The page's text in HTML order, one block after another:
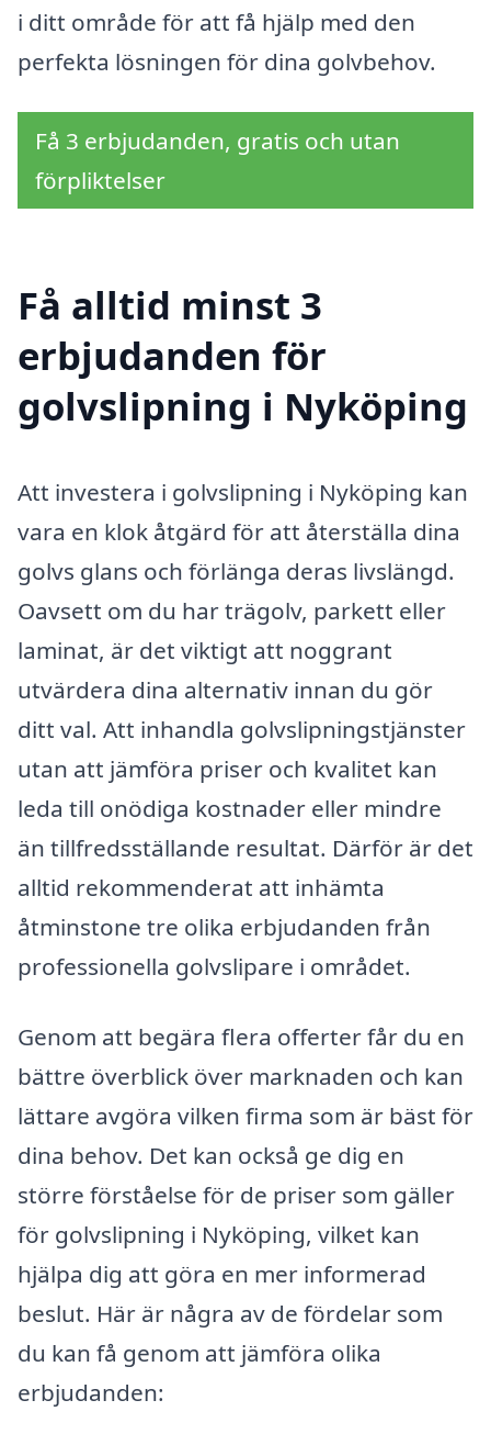
i ditt område för att få hjälp med den
perfekta lösningen för dina golvbehov.
Få 3 erbjudanden, gratis och utan
förpliktelser
Få alltid minst 3
erbjudanden för
golvslipning i Nyköping
Att investera i golvslipning i Nyköping kan
vara en klok åtgärd för att återställa dina
golvs glans och förlänga deras livslängd.
Oavsett om du har trägolv, parkett eller
laminat, är det viktigt att noggrant
utvärdera dina alternativ innan du gör
ditt val. Att inhandla golvslipningstjänster
utan att jämföra priser och kvalitet kan
leda till onödiga kostnader eller mindre
än tillfredsställande resultat. Därför är det
alltid rekommenderat att inhämta
åtminstone tre olika erbjudanden från
professionella golvslipare i området.
Genom att begära flera offerter får du en
bättre överblick över marknaden och kan
lättare avgöra vilken firma som är bäst för
dina behov. Det kan också ge dig en
större förståelse för de priser som gäller
för golvslipning i Nyköping, vilket kan
hjälpa dig att göra en mer informerad
beslut. Här är några av de fördelar som
du kan få genom att jämföra olika
erbjudanden: